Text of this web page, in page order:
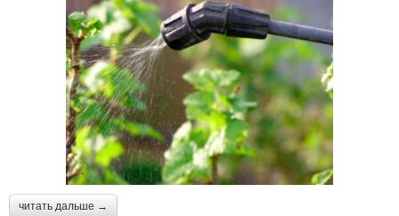
читать дальше →